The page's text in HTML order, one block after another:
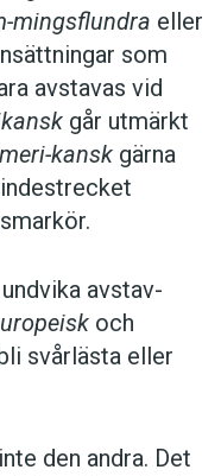
mingsflundra eller
som
avstavas vid
går utmärkt
kansk gärna
avstav­
och
svårlästa eller
den andra. Det